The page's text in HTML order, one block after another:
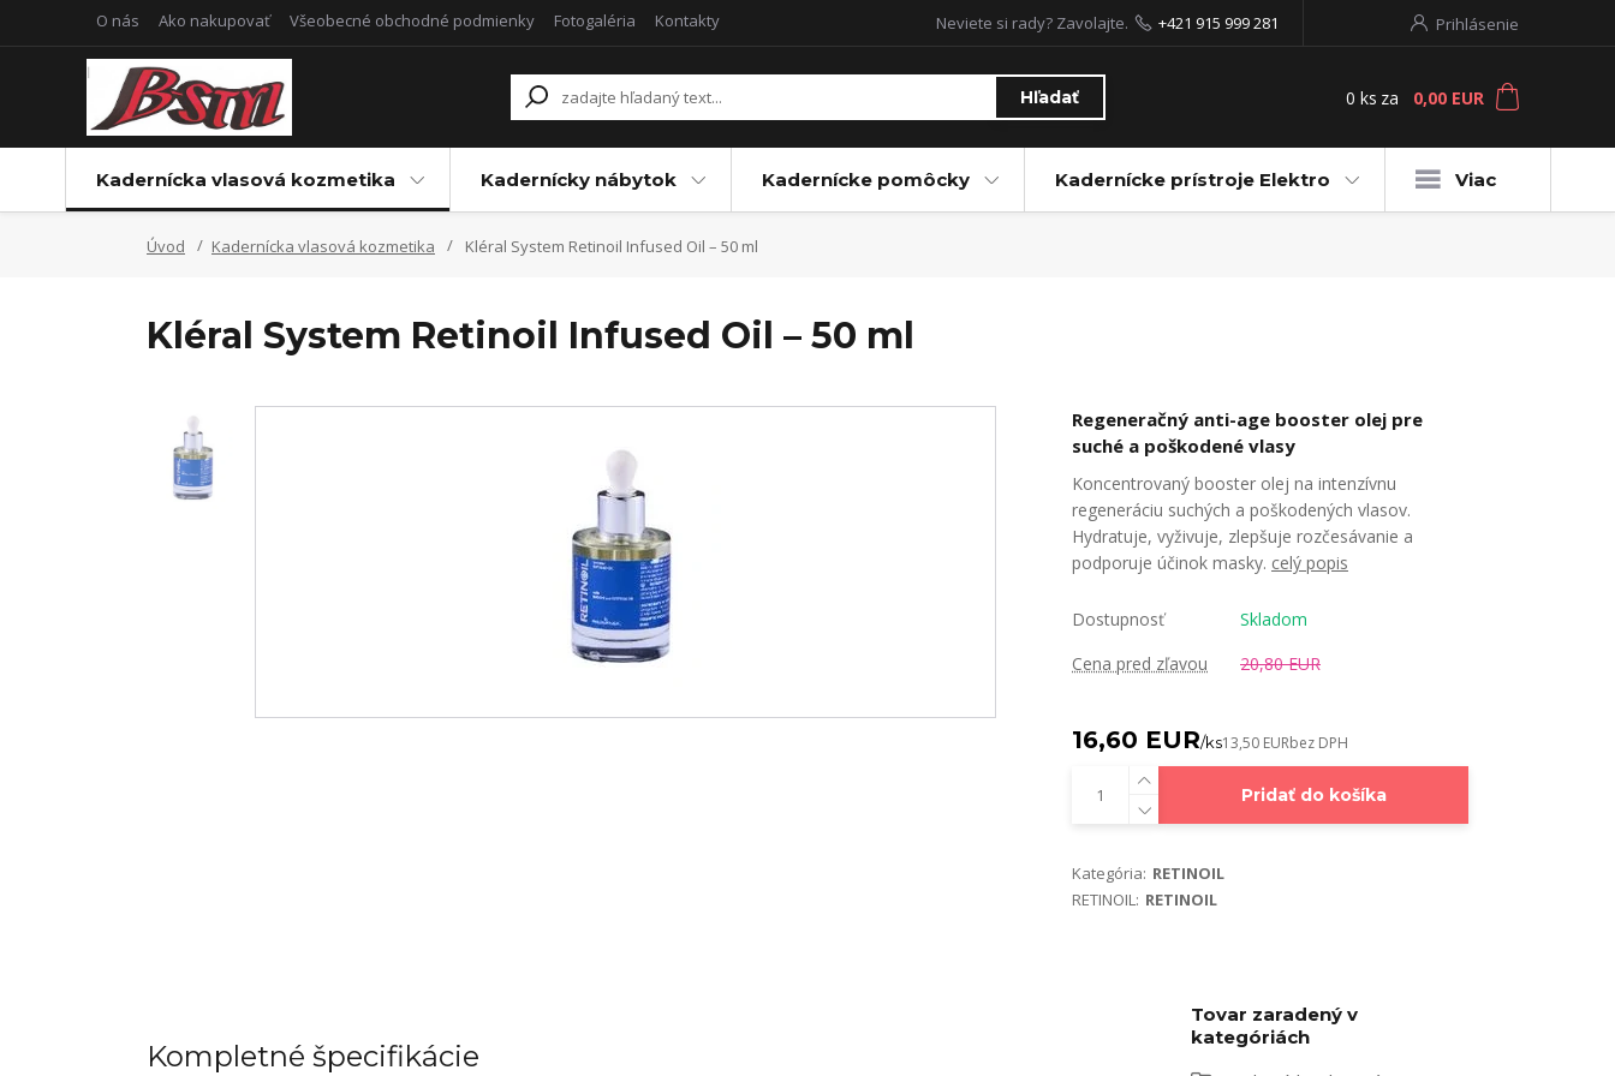
O nás Ako nakupovať Všeobecné obchodné podmienky Fotogaléria Kontakty Prihlásenie
Hľadať
Neviete si rady? Zavolajte. +421 915 999 281
0 ks za 0,00 EUR
Kadernícka vlasová kozmetika Kadernícky nábytok Kadernícke pomôcky Kadernícke prístroje Elektro Viac
Úvod Kadernícka vlasová kozmetika Kléral System Retinoil Infused Oil – 50 ml
Kléral System Retinoil Infused Oil – 50 ml
Regeneračný anti-age booster olej pre
suché a poškodené vlasy
Koncentrovaný booster olej na intenzívnu
regeneráciu suchých a poškodených vlasov.
Hydratuje, vyživuje, zlepšuje rozčesávanie a
podporuje účinok masky. celý popis
Dostupnosť
Skladom
Cena pred zľavou
20,80 EUR
16,60 EUR/ks13,50 EURbez DPH
Pridať do košíka
Kategória: RETINOIL
RETINOIL: RETINOIL
Kompletné špecifikácie
Tovar zaradený v
kategóriách